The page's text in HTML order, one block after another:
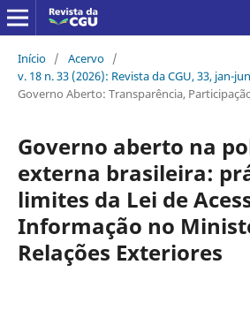
Início / Acervo /
v. 18 n. 33 (2026): Revista da CGU, 33, jan-
Governo Aberto: Transparência,
Governo aberto na
externa brasileira:
limites da Lei de
Informação no
Relações Exteriores